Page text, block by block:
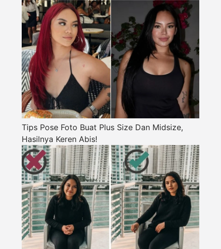
Tips Pose Foto Buat Plus Size Dan Midsize,
Hasilnya Keren Abis!